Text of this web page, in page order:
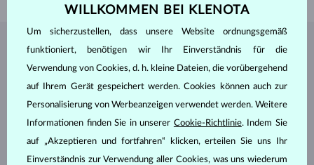
SCHMUCK AUS DEMKLENOTA ATELIER
WILLKOMMEN BEI KLENOTA
Um sicherzustellen, dass unsere Website ordnungsgemäß
funktioniert, benötigen wir Ihr Einverständnis für die
Verwendung von Cookies, d. h. kleine Dateien, die vorübergehend
auf Ihrem Gerät gespeichert werden. Cookies können auch zur
Personalisierung von Werbeanzeigen verwendet werden. Weitere
Informationen finden Sie in unserer Cookie-Richtlinie. Indem Sie
auf „Akzeptieren und fortfahren“ klicken, erteilen Sie uns Ihr
Einverständnis zur Verwendung aller Cookies, was uns wiederum